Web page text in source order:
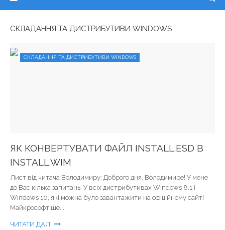
СКЛАДАННЯ ТА ДИСТРИБУТИВИ WINDOWS
СКЛАДАННЯ ТА ДИСТРИБУТИВИ WINDOWS
ЯК КОНВЕРТУВАТИ ФАЙЛ INSTALL.ESD В
INSTALL.WIM
Лист від читача Володимиру: Доброго дня, Володимире! У мене
до Вас кілька запитань. У всіх дистрибутивах Windows 8.1 і
Windows 10, які можна було завантажити на офіційному сайті
Майкрософт ще...
ЧИТАТИ ДАЛІ